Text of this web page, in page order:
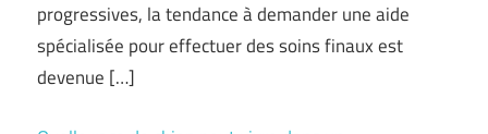
progressives, la tendance à demander une aide
spécialisée pour effectuer des soins finaux est
devenue […]